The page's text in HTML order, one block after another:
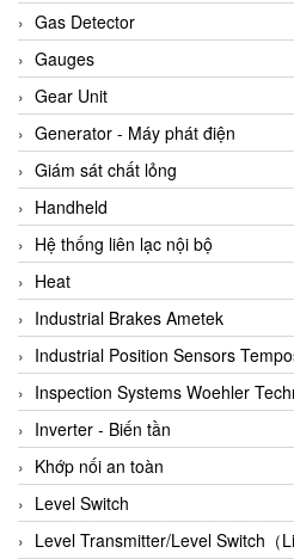
ARCA Regler
Arcos Hydraulik
Ardetem-Sfere-Vietnam
Argal
AS ENERGI
ASCO CO2
Asker
AT2E
ATC Pneumatic
ATEX System
ATI - IA
ATI (Analytical Technology Inc)
Atos
Atrax
Auma
Gas Detector
Gauges
Gear Unit
Generator - Máy phát điện
Giám sát chất lỏng
Handheld
Hệ thống liên lạc nội bộ
Heat
Industrial Brakes Ametek
Industrial Position Sensors
Inspection Systems Woehler
Inverter - Biến tần
Khớp nối an toàn
Level Switch
Level Transmitter/Level Switch（